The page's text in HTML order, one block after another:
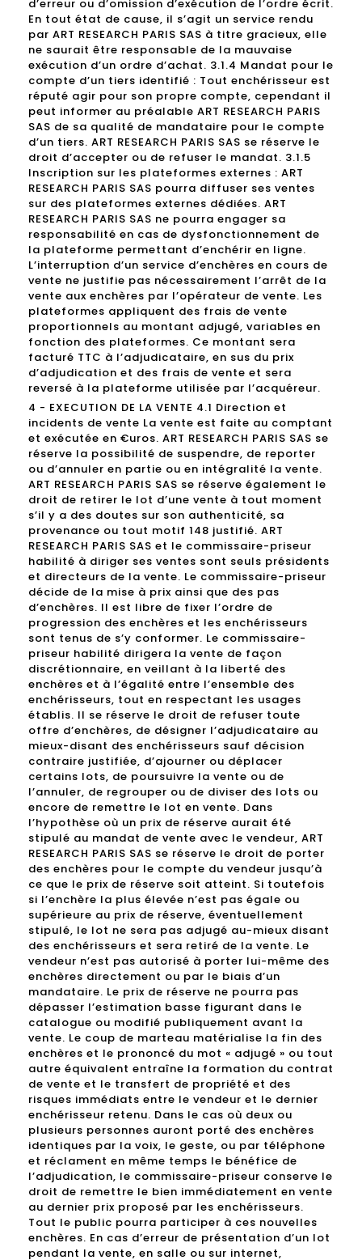
d’erreur ou d’omission d’exécution de l’ordre écrit.
En tout état de cause, il s’agit un service rendu
par ART RESEARCH PARIS SAS à titre gracieux, elle
ne saurait être responsable de la mauvaise
exécution d’un ordre d’achat. 3.1.4 Mandat pour le
compte d’un tiers identifié : Tout enchérisseur est
réputé agir pour son propre compte, cependant il
peut informer au préalable ART RESEARCH PARIS
SAS de sa qualité de mandataire pour le compte
d’un tiers. ART RESEARCH PARIS SAS se réserve le
droit d’accepter ou de refuser le mandat. 3.1.5
Inscription sur les plateformes externes : ART
RESEARCH PARIS SAS pourra diffuser ses ventes
sur des plateformes externes dédiées. ART
RESEARCH PARIS SAS ne pourra engager sa
responsabilité en cas de dysfonctionnement de
la plateforme permettant d’enchérir en ligne.
L’interruption d’un service d’enchères en cours de
vente ne justifie pas nécessairement l’arrêt de la
vente aux enchères par l’opérateur de vente. Les
plateformes appliquent des frais de vente
proportionnels au montant adjugé, variables en
fonction des plateformes. Ce montant sera
facturé TTC à l’adjudicataire, en sus du prix
d’adjudication et des frais de vente et sera
reversé à la plateforme utilisée par l’acquéreur.
4 - EXECUTION DE LA VENTE 4.1 Direction et
incidents de vente La vente est faite au comptant
et exécutée en €uros. ART RESEARCH PARIS SAS se
réserve la possibilité de suspendre, de reporter
ou d’annuler en partie ou en intégralité la vente.
ART RESEARCH PARIS SAS se réserve également le
droit de retirer le lot d’une vente à tout moment
s’il y a des doutes sur son authenticité, sa
provenance ou tout motif 148 justifié. ART
RESEARCH PARIS SAS et le commissaire-priseur
habilité à diriger ses ventes sont seuls présidents
et directeurs de la vente. Le commissaire-priseur
décide de la mise à prix ainsi que des pas
d’enchères. Il est libre de fixer l’ordre de
progression des enchères et les enchérisseurs
sont tenus de s’y conformer. Le commissaire-
priseur habilité dirigera la vente de façon
discrétionnaire, en veillant à la liberté des
enchères et à l’égalité entre l’ensemble des
enchérisseurs, tout en respectant les usages
établis. Il se réserve le droit de refuser toute
offre d’enchères, de désigner l’adjudicataire au
mieux-disant des enchérisseurs sauf décision
contraire justifiée, d’ajourner ou déplacer
certains lots, de poursuivre la vente ou de
l’annuler, de regrouper ou de diviser des lots ou
encore de remettre le lot en vente. Dans
l’hypothèse où un prix de réserve aurait été
stipulé au mandat de vente avec le vendeur, ART
RESEARCH PARIS SAS se réserve le droit de porter
des enchères pour le compte du vendeur jusqu’à
ce que le prix de réserve soit atteint. Si toutefois
si l’enchère la plus élevée n’est pas égale ou
supérieure au prix de réserve, éventuellement
stipulé, le lot ne sera pas adjugé au-mieux disant
des enchérisseurs et sera retiré de la vente. Le
vendeur n’est pas autorisé à porter lui-même des
enchères directement ou par le biais d’un
mandataire. Le prix de réserve ne pourra pas
dépasser l’estimation basse figurant dans le
catalogue ou modifié publiquement avant la
vente. Le coup de marteau matérialise la fin des
enchères et le prononcé du mot « adjugé » ou tout
autre équivalent entraîne la formation du contrat
de vente et le transfert de propriété et des
risques immédiats entre le vendeur et le dernier
enchérisseur retenu. Dans le cas où deux ou
plusieurs personnes auront porté des enchères
identiques par la voix, le geste, ou par téléphone
et réclament en même temps le bénéfice de
l’adjudication, le commissaire-priseur conserve le
droit de remettre le bien immédiatement en vente
au dernier prix proposé par les enchérisseurs.
Tout le public pourra participer à ces nouvelles
enchères. En cas d’erreur de présentation d’un lot
pendant la vente, en salle ou sur internet,